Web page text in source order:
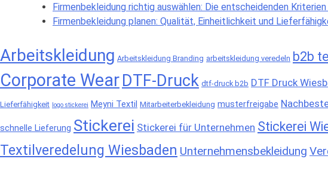
Firmenbekleidung richtig auswählen: Die entscheidenden
Firmenbekleidung planen: Qualität, Einheitlichkeit und
Arbeitskleidung Arbeitskleidung Branding arbeitskleidung veredeln b2b
Corporate WearDTF-Druck dtf-druck b2b DTF Druck
Lieferfähigkeit logo stickerei Meyni Textil Mitarbeiterbekleidung musterfreigabe
schnelle Lieferung Stickerei Stickerei für Unternehmen Stickerei
Textilveredelung Wiesbaden Unternehmensbekleidung